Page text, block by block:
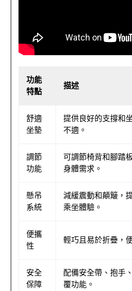
功能
特點
描述
舒適
坐墊
提供良好的支撐和
不適。
調節
功能
可調節椅背和腳踏
身體需求。
懸吊
系統
減緩震動和顛簸，
乘坐體驗。
便攜
性
輕巧且易於折疊，
安全
保障
配備安全帶、抱手
覆功能。